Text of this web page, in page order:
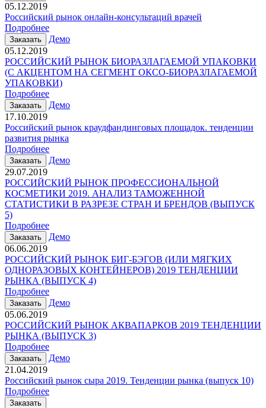
05.12.2019
Российский рынок онлайн-консультаций врачей
Подробнее
Заказать
Демо
05.12.2019
РОССИЙСКИЙ РЫНОК БИОРАЗЛАГАЕМОЙ УПАКОВКИ
(С АКЦЕНТОМ НА СЕГМЕНТ ОКСО-БИОРАЗЛАГАЕМОЙ
УПАКОВКИ)
Подробнее
Заказать
Демо
17.10.2019
Российский рынок краудфандинговых площадок. тенденции
развития рынка
Подробнее
Заказать
Демо
29.07.2019
РОССИЙСКИЙ РЫНОК ПРОФЕССИОНАЛЬНОЙ
КОСМЕТИКИ 2019. АНАЛИЗ ТАМОЖЕННОЙ
СТАТИСТИКИ В РАЗРЕЗЕ СТРАН И БРЕНДОВ (ВЫПУСК
5)
Подробнее
Заказать
Демо
06.06.2019
РОССИЙСКИЙ РЫНОК БИГ-БЭГОВ (ИЛИ МЯГКИХ
ОДНОРАЗОВЫХ КОНТЕЙНЕРОВ) 2019 ТЕНДЕНЦИИ
РЫНКА (ВЫПУСК 4)
Подробнее
Заказать
Демо
05.06.2019
РОССИЙСКИЙ РЫНОК АКВАПАРКОВ 2019 ТЕНДЕНЦИИ
РЫНКА (ВЫПУСК 3)
Подробнее
Заказать
Демо
21.04.2019
Российский рынок сыра 2019. Тенденции рынка (выпуск 10)
Подробнее
Заказать